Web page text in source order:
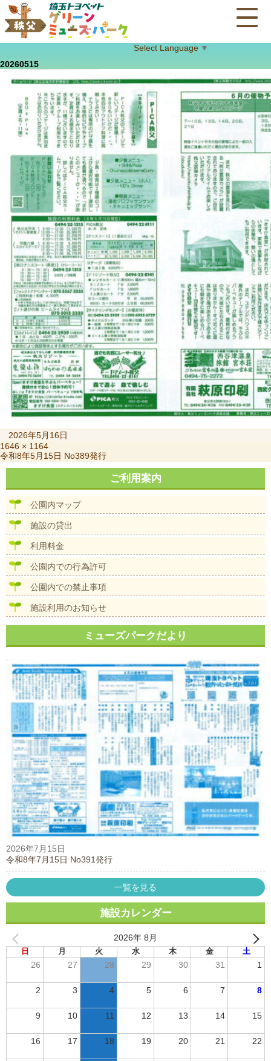
Select Language ▼
20260515
稿
日:
2026年5月16日
フ
ル
サ
ズ
1646 × 1164
投
稿
ビ
令和8年5月15日 No389発行
ご利用案内
公園内マップ
施設の貸出
利用料金
公園内での行為許可
公園内での禁止事項
施設利用のお知らせ
ミューズパークだより
2026年7月15日
令和8年7月15日 No391発行
一覧を見る
施設カレンダー
2026年 8月
日 月 火 水 木 金 土
26 27 28 29 30 31 1
2 3 4 5 6 7 8
9 10 11 12 13 14 15
16 17 18 19 20 21 22